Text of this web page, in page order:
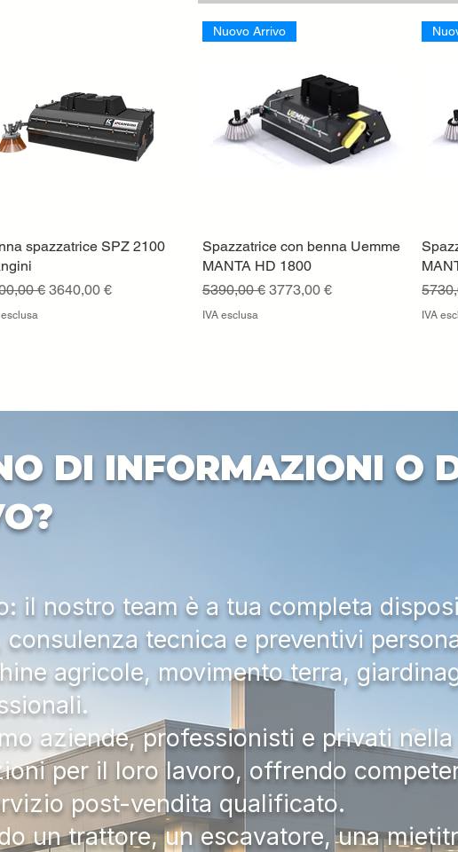
SERBATOIO DA 100
Vista rapida
spazzatrice SPZ 2100
regolare
€ Prezzo scontato
3640,00 €
esclusa
Vista rapida
Nuovo Arrivo
Spazzatrice con benna Uemme
MANTA HD 1800
Prezzo regolare
5390,00 € Prezzo scontato
3773,00 €
IVA esclusa IVA
DI INFORMAZIONI O
il nostro team è a tua completa
tecnica e preventivi
agricole, movimento terra,
aziende, professionisti e privati
per il loro lavoro, offrendo
post-vendita qualificato.
un trattore, un escavatore, una